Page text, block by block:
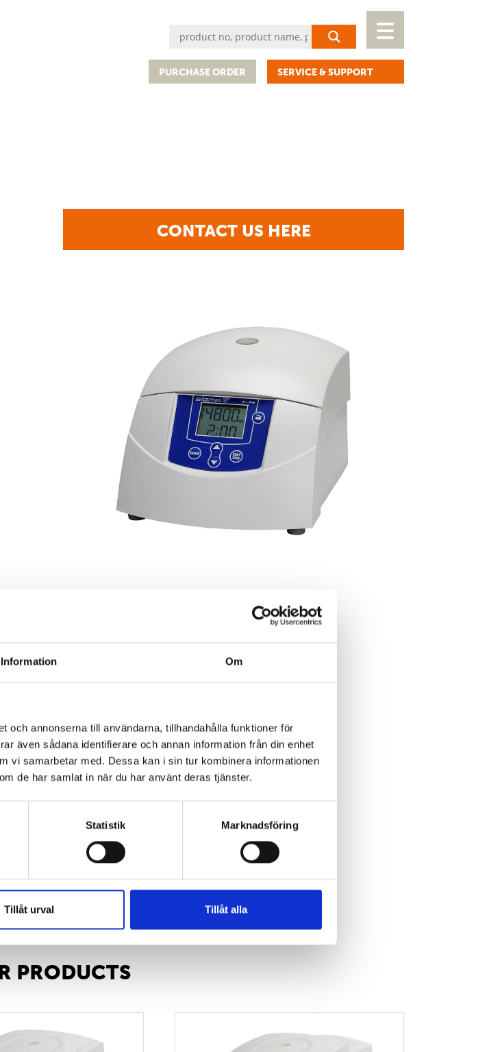
Information Om
och annonserna till användarna, tillhandahålla funktioner för
även sådana identifierare och annan information från din enhet
vi samarbetar med. Dessa kan i sin tur kombinera informationen
de har samlat in när du har använt deras tjänster.
Statistik Marknadsföring
Tillåt urval Tillåt alla
PURCHASE ORDER SERVICE & SUPPORT
CONTACT US HERE
PRODUCTS